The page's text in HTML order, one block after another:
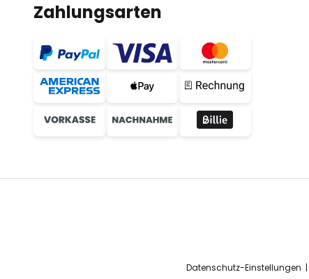
Zahlungsarten
Datenschutz-Einstellungen